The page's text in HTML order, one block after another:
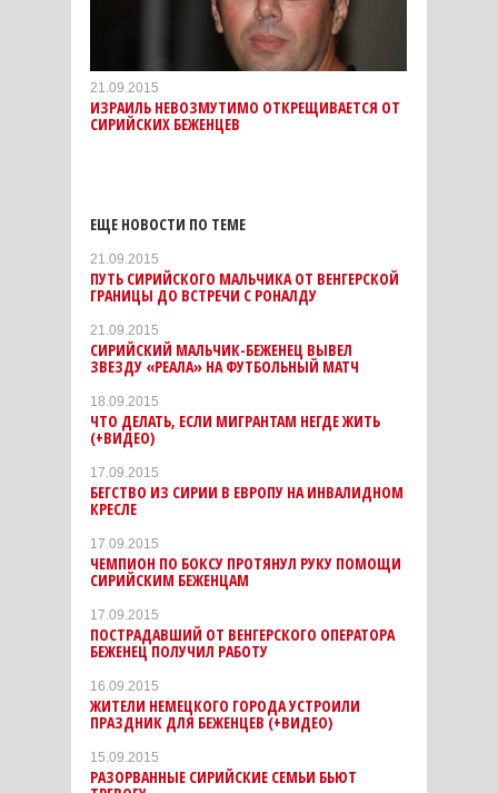
21.09.2015
ИЗРАИЛЬ НЕВОЗМУТИМО ОТКРЕЩИВАЕТСЯ ОТ
СИРИЙСКИХ БЕЖЕНЦЕВ
ЕЩЕ НОВОСТИ ПО ТЕМЕ
21.09.2015
ПУТЬ СИРИЙСКОГО МАЛЬЧИКА ОТ ВЕНГЕРСКОЙ
ГРАНИЦЫ ДО ВСТРЕЧИ С РОНАЛДУ
21.09.2015
СИРИЙСКИЙ МАЛЬЧИК-БЕЖЕНЕЦ ВЫВЕЛ
ЗВЕЗДУ «РЕАЛА» НА ФУТБОЛЬНЫЙ МАТЧ
18.09.2015
ЧТО ДЕЛАТЬ, ЕСЛИ МИГРАНТАМ НЕГДЕ ЖИТЬ
(+ВИДЕО)
17.09.2015
БЕГСТВО ИЗ СИРИИ В ЕВРОПУ НА ИНВАЛИДНОМ
КРЕСЛЕ
17.09.2015
ЧЕМПИОН ПО БОКСУ ПРОТЯНУЛ РУКУ ПОМОЩИ
СИРИЙСКИМ БЕЖЕНЦАМ
17.09.2015
ПОСТРАДАВШИЙ ОТ ВЕНГЕРСКОГО ОПЕРАТОРА
БЕЖЕНЕЦ ПОЛУЧИЛ РАБОТУ
16.09.2015
ЖИТЕЛИ НЕМЕЦКОГО ГОРОДА УСТРОИЛИ
ПРАЗДНИК ДЛЯ БЕЖЕНЦЕВ (+ВИДЕО)
15.09.2015
РАЗОРВАННЫЕ СИРИЙСКИЕ СЕМЬИ БЬЮТ